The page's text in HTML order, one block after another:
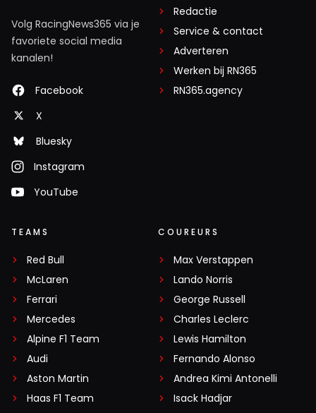
Volg RacingNews365 via je
favoriete social media
kanalen!
Facebook
X
Bluesky
Instagram
YouTube
Redactie
Service & contact
Adverteren
Werken bij RN365
RN365.agency
TEAMS
Red Bull
McLaren
Ferrari
Mercedes
Alpine F1 Team
Audi
Aston Martin
Haas F1 Team
COUREURS
Max Verstappen
Lando Norris
George Russell
Charles Leclerc
Lewis Hamilton
Fernando Alonso
Andrea Kimi Antonelli
Isack Hadjar